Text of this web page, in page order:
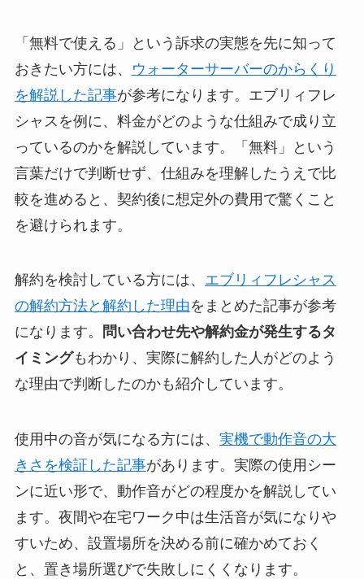
「無料で使える」という訴求の実態を先に知って
おきたい方には、
ウォーターサーバーのからくり
を解説した記事が参考になります。エブリィフレ
シャスを例に、料金がどのような仕組みで成り立
っているのかを解説しています。「無料」という
言葉だけで判断せず、仕組みを理解したうえで比
較を進めると、契約後に想定外の費用で驚くこと
を避けられます。
解約を検討している方には、 エブリィフレシャス
の解約方法と解約した理由をまとめた記事が参考
になります。
問い合わせ先や解約金が発生するタ
イミングもわかり、実際に解約した人がどのよう
な理由で判断したのかも紹介しています。
使用中の音が気になる方には、 実機で動作音の大
きさを検証した記事があります。実際の使用シー
ンに近い形で、動作音がどの程度かを解説してい
ます。夜間や在宅ワーク中は生活音が気になりや
すいため、設置場所を決める前に確かめておく
と、置き場所選びで失敗しにくくなります。